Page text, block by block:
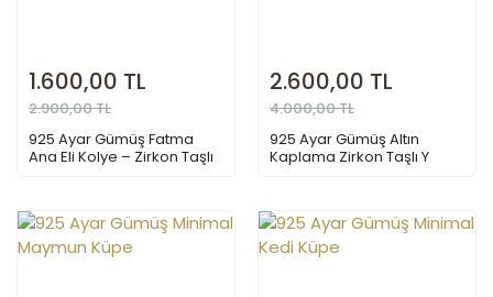
1.600,00 TL
2.900,00 TL
925 Ayar Gümüş Fatma
Ana Eli Kolye – Zirkon Taşlı
Sembolü
2.600,00 TL
4.000,00 TL
925 Ayar Gümüş Altın
Kaplama Zirkon Taşlı Y
Tasarım Kadın Kolyesi